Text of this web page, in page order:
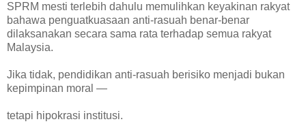
SPRM mesti terlebih dahulu memulihkan keyakinan rakyat
bahawa penguatkuasaan anti-rasuah benar-benar
dilaksanakan secara sama rata terhadap semua rakyat
Malaysia.
Jika tidak, pendidikan anti-rasuah berisiko menjadi bukan
kepimpinan moral —
tetapi hipokrasi institusi.